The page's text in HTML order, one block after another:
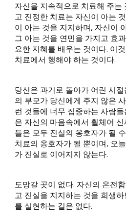
자신을 지속적으로 치료해 주는
고 진정한 치료는 자신이 아는
이 아는 것을 지지하며, 자신이
그 아는 것을 연민을 가지고 효
요한 지혜를 배우는 것이다. 이
치료에서 행해야 하는 것이다.
당신은 과거로 돌아가 어린 시
의 부모가 당신에게 주지 않은
런 것들에 너무 집중하는 사람
은 자신의 마음속에서 휠체어
들은 모두 진실의 옹호자가 될
치료의 옹호자가 될 뿐이며, 오
가 진실로 이어지지 않는다.
도망갈 곳이 없다. 자신의 온전
고 진실을 지지하는 것을 희생
를 실현하는 길은 없다.